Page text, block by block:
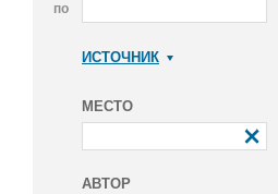
по
ИСТОЧНИК
МЕСТО
АВТОР